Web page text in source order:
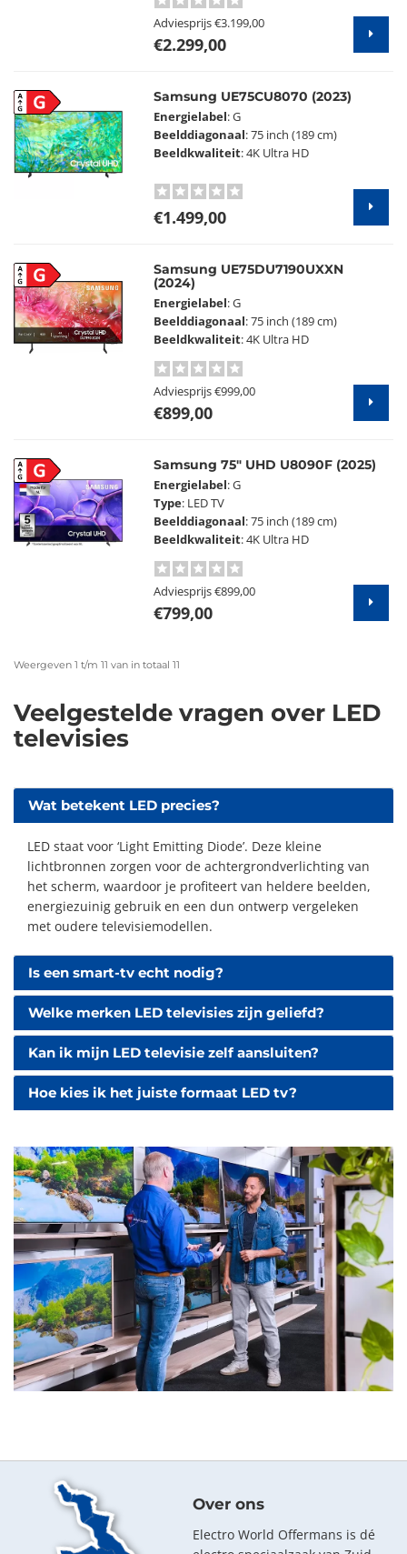
Adviesprijs€3.199,00
€2.299,00
Samsung UE75CU8070 (2023)
Energielabel: G
Beelddiagonaal: 75 inch (189 cm)
Beeldkwaliteit: 4K Ultra HD
€1.499,00
Samsung UE75DU7190UXXN
(2024)
Energielabel: G
Beelddiagonaal: 75 inch (189 cm)
Beeldkwaliteit: 4K Ultra HD
Adviesprijs€999,00
€899,00
Samsung 75" UHD U8090F (2025)
Energielabel: G
Type: LED TV
Beelddiagonaal: 75 inch (189 cm)
Beeldkwaliteit: 4K Ultra HD
Adviesprijs€899,00
€799,00
Weergeven 1 t/m 11 van in totaal 11
Veelgestelde vragen over LED
televisies
Wat betekent LED precies?
LED staat voor ‘Light Emitting Diode’. Deze kleine
lichtbronnen zorgen voor de achtergrondverlichting van
het scherm, waardoor je profiteert van heldere beelden,
energiezuinig gebruik en een dun ontwerp vergeleken
met oudere televisiemodellen.
Is een smart-tv echt nodig?
Welke merken LED televisies zijn geliefd?
Kan ik mijn LED televisie zelf aansluiten?
Hoe kies ik het juiste formaat LED tv?
Over ons
Electro World Offermans is dé